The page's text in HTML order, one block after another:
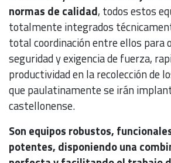
normas de calidad, todos estos
totalmente integrados
total coordinación entre ellos para
seguridad y exigencia de fuerza,
productividad en la recolección de
que paulatinamente se irán
castellonense.
Son equipos robustos,
potentes, disponiendo una